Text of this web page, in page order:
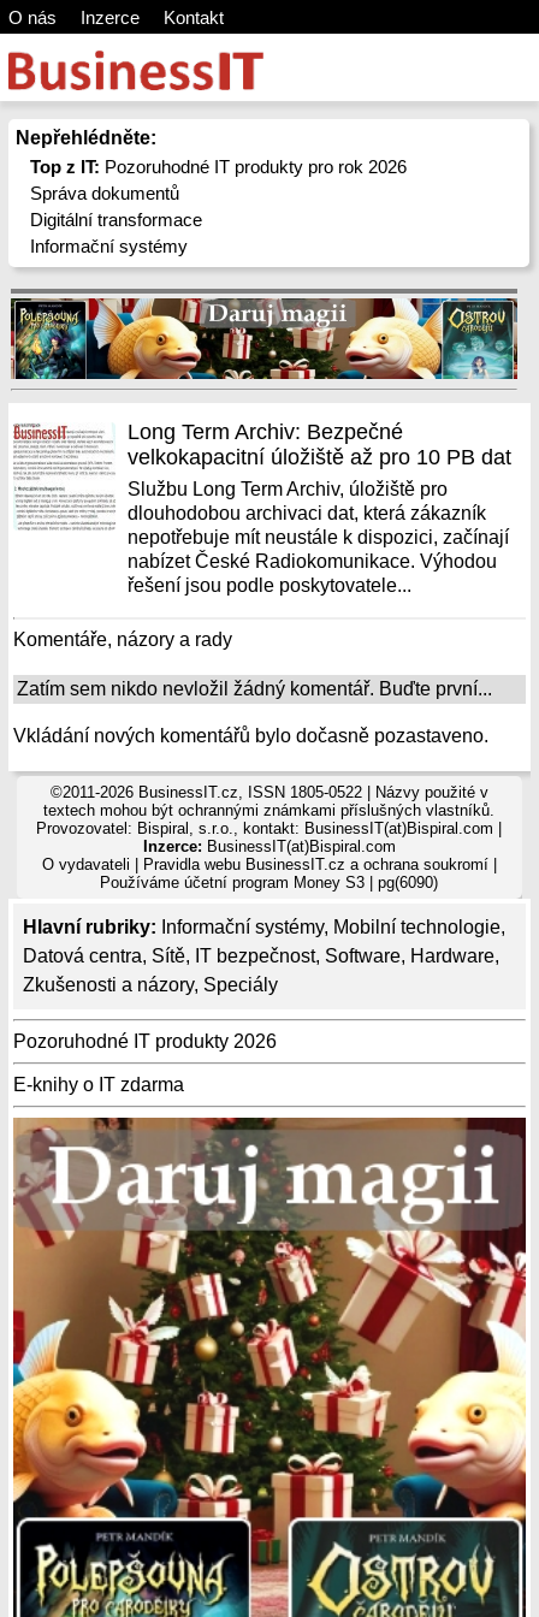
O nás Inzerce Kontakt
Nepřehlédněte:
Top z IT: Pozoruhodné IT produkty pro rok 2026
Správa dokumentů
Digitální transformace
Informační systémy
Hlavní rubriky: Informační systémy, Mobilní technologie,
Datová centra, Sítě, IT bezpečnost, Software, Hardware,
Zkušenosti a názory, Speciály
Pozoruhodné IT produkty 2026
E-knihy o IT zdarma
Long Term Archiv: Bezpečné
velkokapacitní úložiště až pro 10 PB dat
Službu Long Term Archiv, úložiště pro
dlouhodobou archivaci dat, která zákazník
nepotřebuje mít neustále k dispozici, začínají
nabízet České Radiokomunikace. Výhodou
řešení jsou podle poskytovatele...
Komentáře, názory a rady
Zatím sem nikdo nevložil žádný komentář. Buďte první...
Vkládání nových komentářů bylo dočasně pozastaveno.
©2011-2026 BusinessIT.cz, ISSN 1805-0522 | Názvy použité v
textech mohou být ochrannými známkami příslušných vlastníků.
Provozovatel: Bispiral, s.r.o., kontakt: BusinessIT(at)Bispiral.com |
Inzerce: BusinessIT(at)Bispiral.com
O vydavateli
Pravidla webu BusinessIT.cz a ochrana soukromí|
Používámeúčetní program Money S3 | pg(6090)